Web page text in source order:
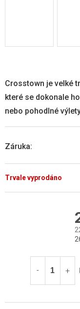
Trvale vyprodáno
Záruka:
Crosstown je velké
které se dokonale
nebo pohodlné